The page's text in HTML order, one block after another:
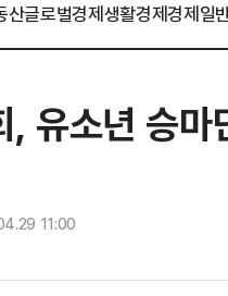
산글로벌경제생활경제경제일
, 유소년 승
11:00